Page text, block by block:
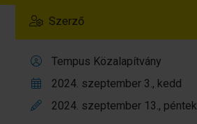
Szerző
Tempus Közalapítvány
2024. szeptember 3., kedd
2024. szeptember 13., péntek